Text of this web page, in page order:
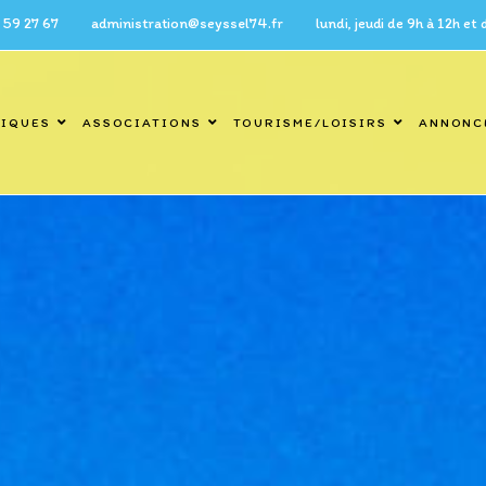
administration@seyssel74.fr lundi, jeudi de 9h à 12h et de
ASSOCIATIONS TOURISME/LOISIRS